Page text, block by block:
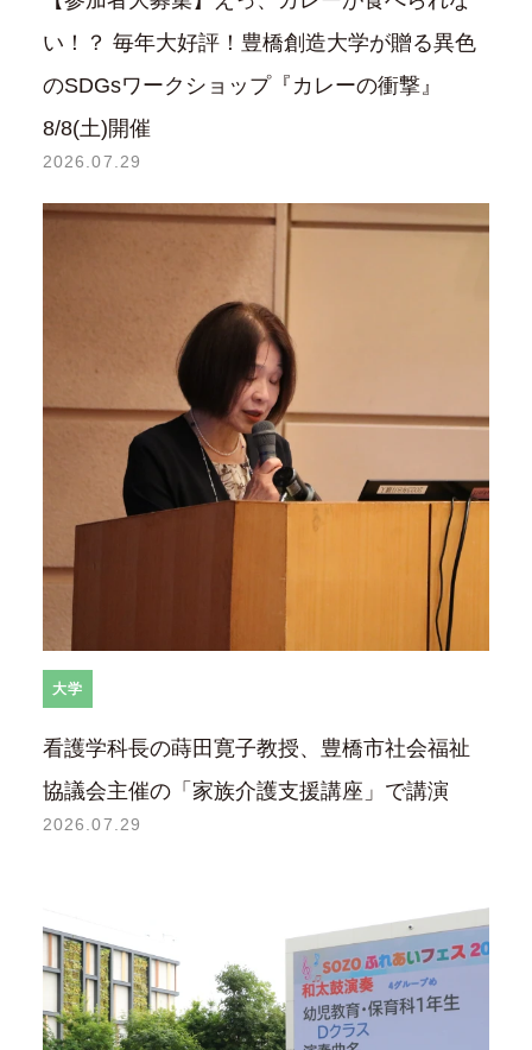
い！？ 毎年大好評！豊橋創造大学が贈る異色
のSDGsワークショップ『カレーの衝撃』
8/8(土)開催
2026.07.29
大学
看護学科長の蒔田寛子教授、豊橋市社会福祉
協議会主催の「家族介護支援講座」で講演
2026.07.29